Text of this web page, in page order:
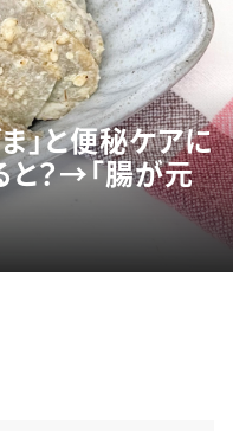
」と便秘ケアに
？→「腸が元